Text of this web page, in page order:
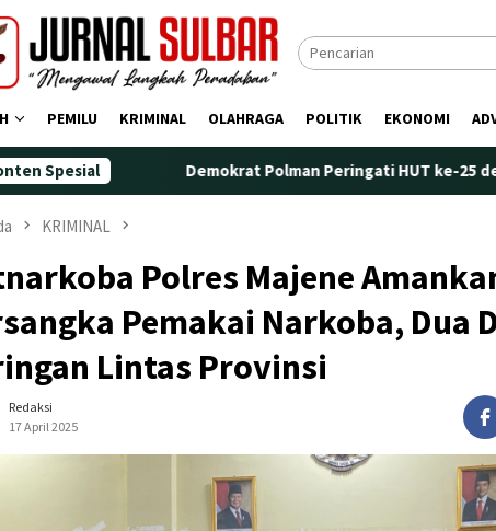
PEMILU KRIMINAL OLAHRAGA POLITIK EKONOMI
Spesial
Demokrat Polman Peringati HUT ke-25 dengan Aksi
KRIMINAL
Polres Majene
Pemakai Narkoba, Dua
Lintas Provinsi
Redaksi
17 April 2025